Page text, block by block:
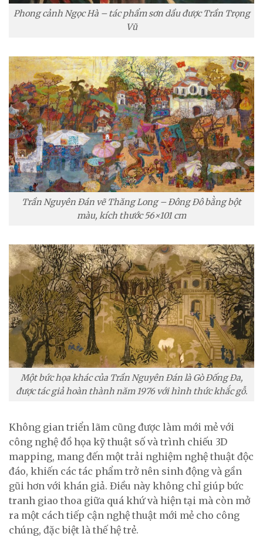
Phong cảnh Ngọc Hà – tác phẩm sơn dầu được Trần Trọng
Vũ
Trần Nguyên Đán vẽ Thăng Long – Đông Đô bằng bột
màu, kích thước 56×101 cm
Một bức họa khác của Trần Nguyên Đán là Gò Đống Đa,
được tác giả hoàn thành năm 1976 với hình thức khắc gỗ.
Không gian triển lãm cũng được làm mới mẻ với
công nghệ đồ họa kỹ thuật số và trình chiếu 3D
mapping, mang đến một trải nghiệm nghệ thuật độc
đáo, khiến các tác phẩm trở nên sinh động và gần
gũi hơn với khán giả. Điều này không chỉ giúp bức
tranh giao thoa giữa quá khứ và hiện tại mà còn mở
ra một cách tiếp cận nghệ thuật mới mẻ cho công
chúng, đặc biệt là thế hệ trẻ.